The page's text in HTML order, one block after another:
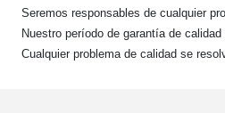
Seremos responsables de cualquier
Nuestro período de garantía de calidad
Cualquier problema de calidad se